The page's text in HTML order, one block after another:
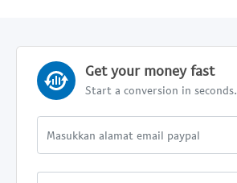
Get your money fast
Start a conversion in seconds.